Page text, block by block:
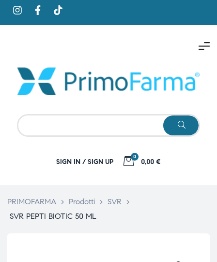
SIGN IN / SIGN UP
0
0,00 €
PRIMOFARMA > Prodotti > SVR >
SVR PEPTI BIOTIC 50 ML